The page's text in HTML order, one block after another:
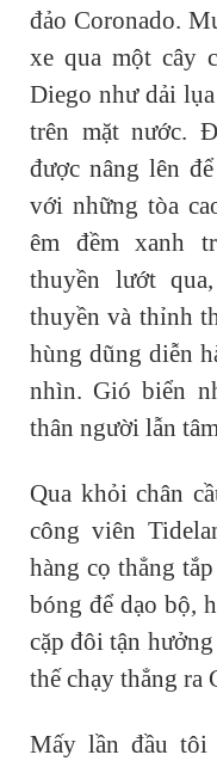
đảo Coronado.
xe qua một cây
Diego như dải
trên mặt nước.
được nâng lên
với những tòa
êm đềm xanh
thuyền lướt
thuyền và thỉnh
hùng dũng diễn
nhìn. Gió biển
thân người lẫn
Qua khỏi chân
công viên
hàng cọ thẳng
bóng để dạo bộ,
cặp đôi tận
thế chạy thẳng ra
Mấy lần đầu tôi